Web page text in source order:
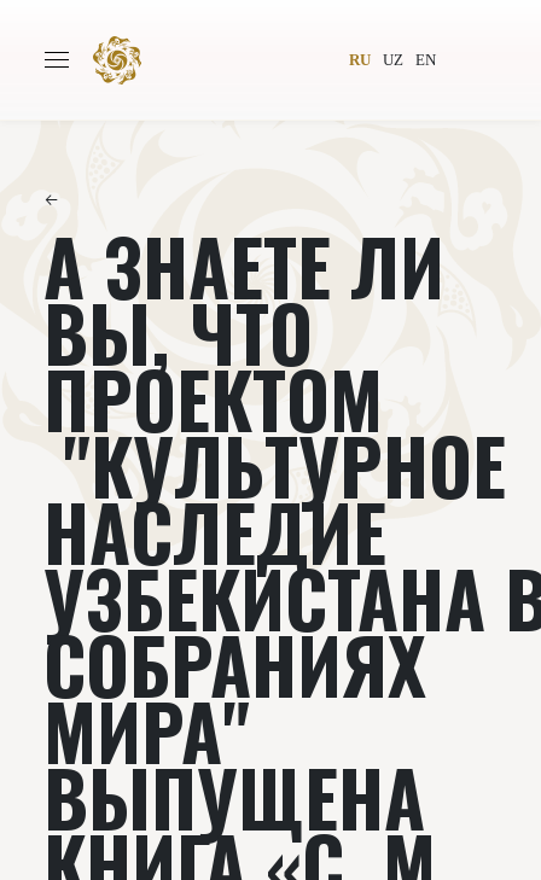
RU UZ EN
Авторы Всемирное общество
Издательство
Проекты Подкасты
Книги Видеолекторий
←
А ЗНАЕТЕ ЛИ
ВЫ, ЧТО
ПРОЕКТОМ
"КУЛЬТУРНОЕ
НАСЛЕДИЕ
УЗБЕКИСТАНА
СОБРАНИЯХ
МИРА"
ВЫПУЩЕНА